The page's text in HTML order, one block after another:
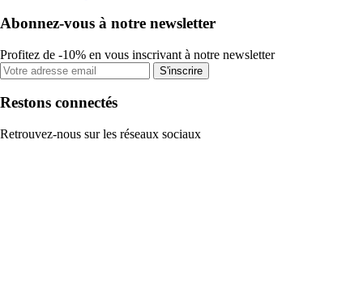
Abonnez-vous à notre newsletter
Profitez de -10% en vous inscrivant à notre newsletter
S'inscrire
Restons connectés
Retrouvez-nous sur les réseaux sociaux